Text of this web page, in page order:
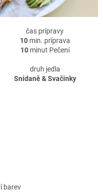
čas prípravy
10min. príprava
10minut Pečení
druh jedla
Snídaně & Svačinky
barev